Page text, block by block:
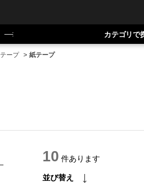
カテゴリで
テープ > 紙テープ
10 件あります
並び替え